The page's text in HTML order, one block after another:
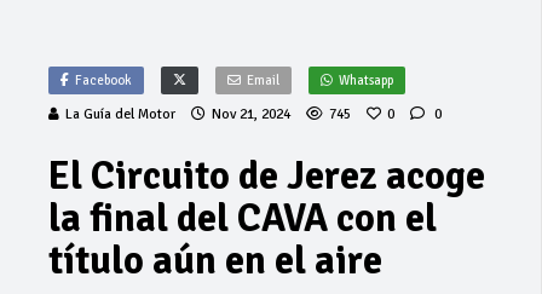
Facebook Email Whatsapp
La Guía del Motor Nov 21, 2024 745 0 0
El Circuito de Jerez acoge
la final del CAVA con el
título aún en el aire